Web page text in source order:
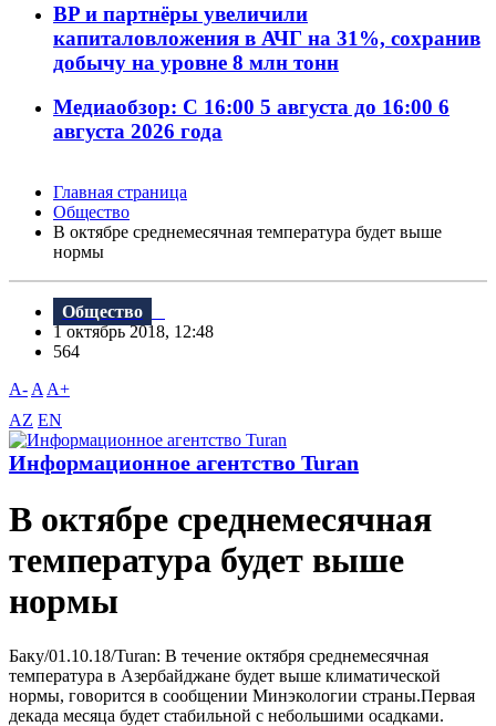
BP и партнёры увеличили
капиталовложения в АЧГ на 31%, сохранив
добычу на уровне 8 млн тонн
Медиаобзор: С 16:00 5 августа до 16:00 6
августа 2026 года
Главная страница
Общество
В октябре среднемесячная температура будет выше
нормы
Общество
1 октябрь 2018, 12:48
564
A- A A+
AZ EN
Информационное агентство Turan
В октябре среднемесячная
температура будет выше
нормы
Баку/01.10.18/Turan: B течение октября среднемесячная
температура в Азербайджане будет выше климатической
нормы, говорится в сообщении Минэкологии страны.Первая
декада месяца будет стабильной с небольшими осадками.